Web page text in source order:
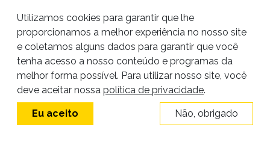
Site desenvolvido por
Utilizamos cookies para garantir que lhe
proporcionamos a melhor experiência no nosso site
e coletamos alguns dados para garantir que você
tenha acesso a nosso conteúdo e programas da
melhor forma possível. Para utilizar nosso site, você
deve aceitar nossa política de privacidade.
Eu aceito Não, obrigado